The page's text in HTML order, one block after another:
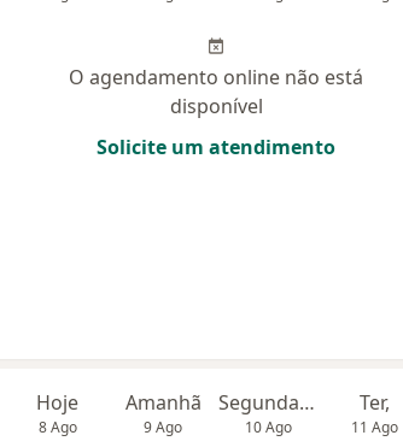
O agendamento online não está
disponível
Solicite um atendimento
Hoje
8 Ago
Amanhã
9 Ago
Segunda-feira
10 Ago
Ter,
11 Ago